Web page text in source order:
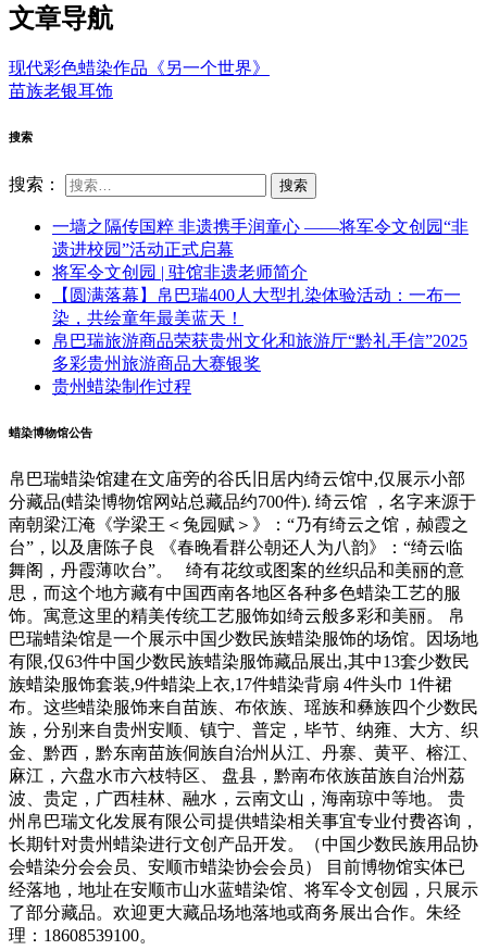
文章导航
现代彩色蜡染作品《另一个世界》
苗族老银耳饰
搜索
搜索：
一墙之隔传国粹 非遗携手润童心 ——将军令文创园“非
遗进校园”活动正式启幕
将军令文创园 | 驻馆非遗老师简介
【圆满落幕】帛巴瑞400人大型扎染体验活动：一布一
染，共绘童年最美蓝天！
帛巴瑞旅游商品荣获贵州文化和旅游厅“黔礼手信”2025
多彩贵州旅游商品大赛银奖
贵州蜡染制作过程
蜡染博物馆公告
帛巴瑞蜡染馆建在文庙旁的谷氏旧居内绮云馆中,仅展示小部
分藏品(蜡染博物馆网站总藏品约700件). 绮云馆 ，名字来源于
南朝梁江淹《学梁王＜兔园赋＞》：“乃有绮云之馆，赪霞之
台”，以及唐陈子良 《春晚看群公朝还人为八韵》：“绮云临
舞阁，丹霞薄吹台”。 绮有花纹或图案的丝织品和美丽的意
思，而这个地方藏有中国西南各地区各种多色蜡染工艺的服
饰。寓意这里的精美传统工艺服饰如绮云般多彩和美丽。 帛
巴瑞蜡染馆是一个展示中国少数民族蜡染服饰的场馆。因场地
有限,仅63件中国少数民族蜡染服饰藏品展出,其中13套少数民
族蜡染服饰套装,9件蜡染上衣,17件蜡染背扇 4件头巾 1件裙
布。这些蜡染服饰来自苗族、布依族、瑶族和彝族四个少数民
族，分别来自贵州安顺、镇宁、普定，毕节、纳雍、大方、织
金、黔西，黔东南苗族侗族自治州从江、丹寨、黄平、榕江、
麻江，六盘水市六枝特区、 盘县，黔南布依族苗族自治州荔
波、贵定，广西桂林、融水，云南文山，海南琼中等地。 贵
州帛巴瑞文化发展有限公司提供蜡染相关事宜专业付费咨询，
长期针对贵州蜡染进行文创产品开发。（中国少数民族用品协
会蜡染分会会员、安顺市蜡染协会会员） 目前博物馆实体已
经落地，地址在安顺市山水蓝蜡染馆、将军令文创园，只展示
了部分藏品。欢迎更大藏品场地落地或商务展出合作。朱经
理：18608539100。